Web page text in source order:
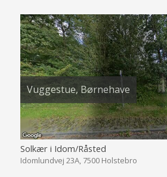
Vuggestue, Børnehave
Solkær i Idom/Råsted
Idomlundvej 23A, 7500 Holstebro